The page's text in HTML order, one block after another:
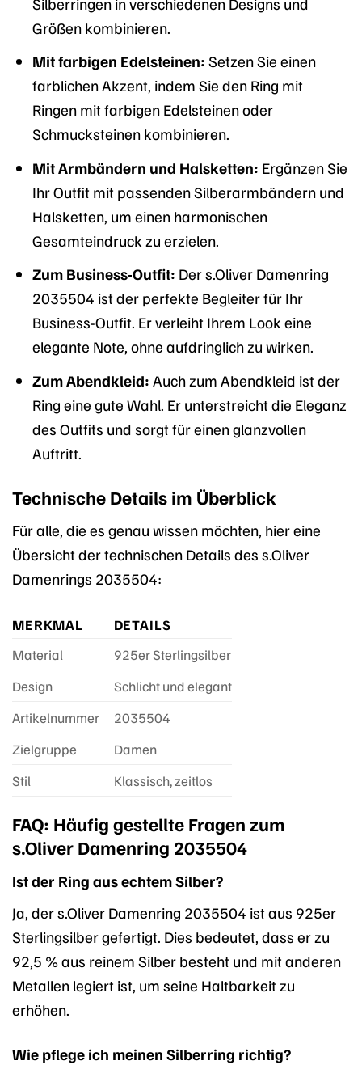
Größen kombinieren.
Mit farbigen Edelsteinen: Setzen Sie einen
farblichen Akzent, indem Sie den Ring mit
Ringen mit farbigen Edelsteinen oder
Schmucksteinen kombinieren.
Mit Armbändern und Halsketten: Ergänzen Sie
Ihr Outfit mit passenden Silberarmbändern und
Halsketten, um einen harmonischen
Gesamteindruck zu erzielen.
Zum Business-Outfit: Der s.Oliver Damenring
2035504 ist der perfekte Begleiter für Ihr
Business-Outfit. Er verleiht Ihrem Look eine
elegante Note, ohne aufdringlich zu wirken.
Zum Abendkleid: Auch zum Abendkleid ist der
Ring eine gute Wahl. Er unterstreicht die Eleganz
des Outfits und sorgt für einen glanzvollen
Auftritt.
Technische Details im Überblick
Für alle, die es genau wissen möchten, hier eine
Übersicht der technischen Details des s.Oliver
Damenrings 2035504:
MERKMAL
DETAILS
Material
925er Sterlingsilber
Design
Schlicht und elegant
Artikelnummer
2035504
Zielgruppe
Damen
Stil
Klassisch, zeitlos
FAQ: Häufig gestellte Fragen zum
s.Oliver Damenring 2035504
Ist der Ring aus echtem Silber?
Ja, der s.Oliver Damenring 2035504 ist aus 925er
Sterlingsilber gefertigt. Dies bedeutet, dass er zu
92,5 % aus reinem Silber besteht und mit anderen
Metallen legiert ist, um seine Haltbarkeit zu
erhöhen.
Wie pflege ich meinen Silberring richtig?